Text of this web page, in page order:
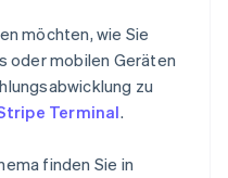
möchten, wie Sie
oder mobilen Geräten
zu
Terminal.
finden Sie in